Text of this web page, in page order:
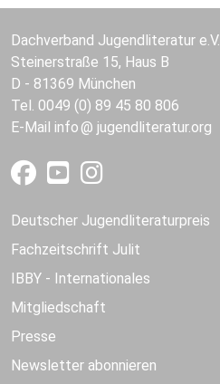
Dachverband Jugendliteratur e.V.
Steinerstraße 15, Haus B
D - 81369 München
Tel. 0049 (0) 89 45 80 806
E-Mail info jugendliteratur.org
Deutscher Jugendliteraturpreis
Fachzeitschrift Julit
IBBY - Internationales
Mitgliedschaft
Presse
Newsletter abonnieren